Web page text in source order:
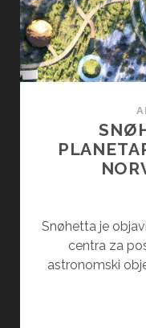
Snøhetta je
centra za
astronomski